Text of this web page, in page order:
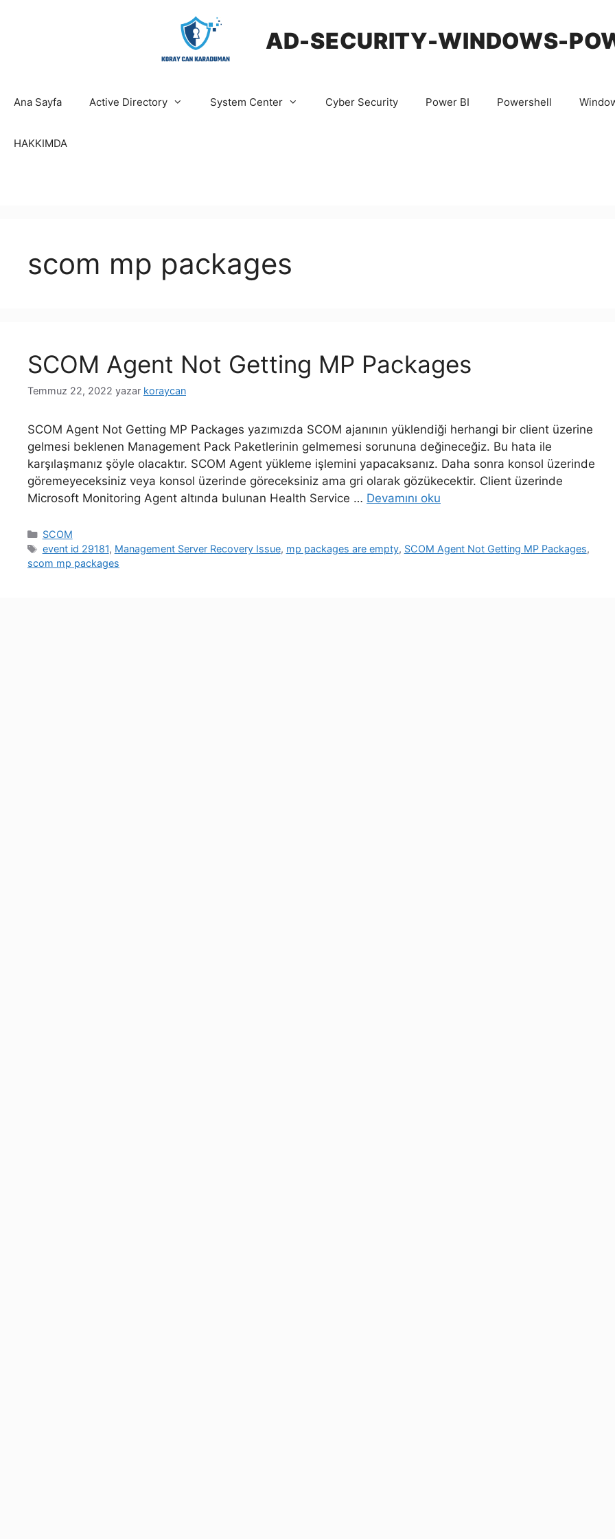
AD-SECURITY-WINDOWS-
Ana Sayfa Active Directory System Center Cyber Security Power BI Powershell
HAKKIMDA
scom mp packages
SCOM Agent Not Getting MP Packages
Temmuz 22, 2022 yazar koraycan
SCOM Agent Not Getting MP Packages yazımızda SCOM ajanının yüklendiği herhangi bir client üzerine
gelmesi beklenen Management Pack Paketlerinin gelmemesi sorununa değineceğiz. Bu hata ile
karşılaşmanız şöyle olacaktır. SCOM Agent yükleme işlemini yapacaksanız. Daha sonra konsol üzerinde
göremeyeceksiniz veya konsol üzerinde göreceksiniz ama gri olarak gözükecektir. Client üzerinde
Microsoft Monitoring Agent altında bulunan Health Service … Devamını oku
Kategoriler
SCOM
Etiketler
event id 29181, Management Server Recovery Issue, mp packages are empty, SCOM Agent Not Getting MP Packages,
scom mp packages